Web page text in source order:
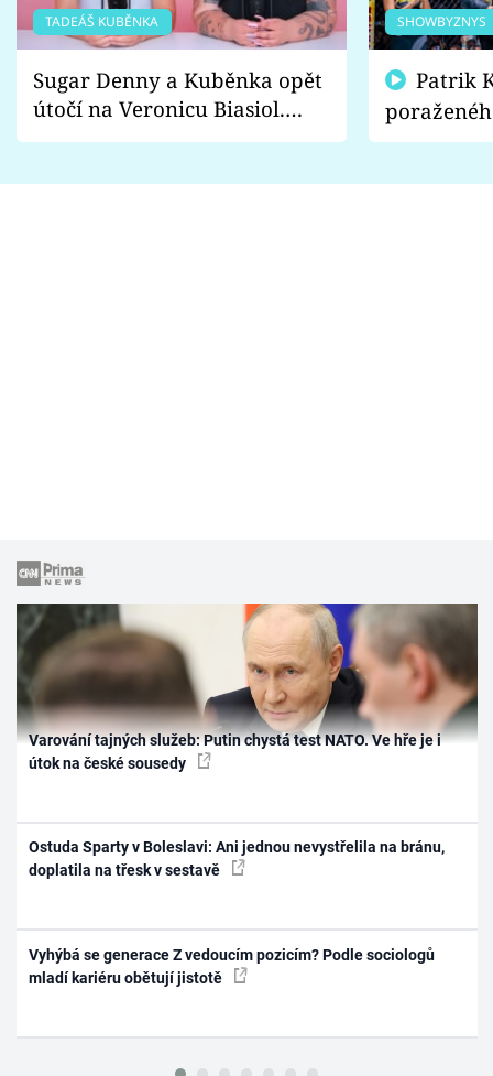
TADEÁŠ KUBĚNKA
Sugar Denny a Kuběnka opět
útočí na Veronicu Biasiol.
Proč je podle nich falešná a
SHOWBYZNYS
fanoušci
Varování tajných služeb: Putin chystá test NATO. Ve hře je i
útok na české sousedy
Ostuda Sparty v Boleslavi: Ani jednou nevystřelila na bránu,
doplatila na třesk v sestavě
Vyhýbá se generace Z vedoucím pozicím? Podle sociologů
mladí kariéru obětují jistotě